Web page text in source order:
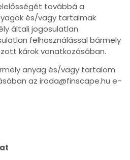
továbbá a
és/vagy tartalmak
általi jogosulatlan
felhasználással bármely
károk vonatkozásában.
anyag és/vagy tartalom
az iroda@finscape.hu e-